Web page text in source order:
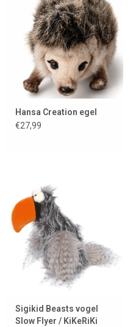
Hansa Creation egel
€27,99
Sigikid Beasts vogel
Slow Flyer / KiKeRiKi